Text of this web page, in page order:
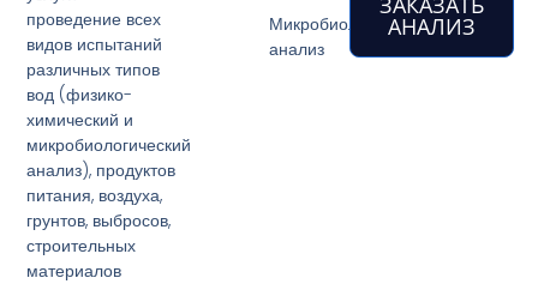
проведение всех
видов испытаний
различных типов
вод (физико-
химический и
микробиологический
анализ), продуктов
питания, воздуха,
грунтов, выбросов,
строительных
материалов
Микробиологический
анализ
АНАЛИЗ